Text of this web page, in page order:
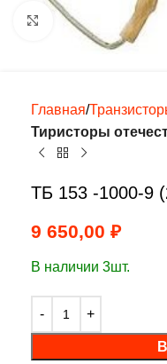
Нажмите, чтобы
Главная
Тиристоры
ТБ 153 -1000-9
9 650,00 ₽
В наличии 3шт.